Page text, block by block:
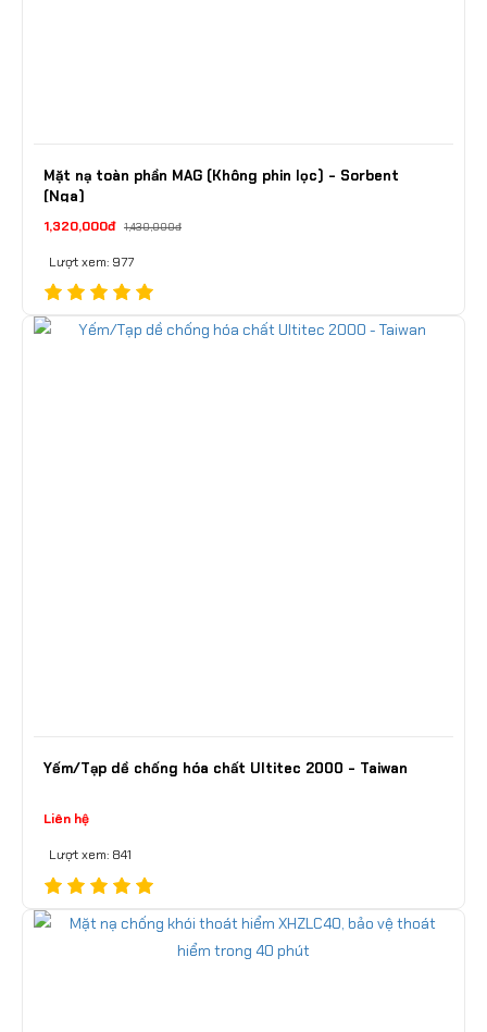
Mặt nạ toàn phần MAG (Không phin lọc) - Sorbent
(Nga)
1,320,000đ 1,430,000đ
Lượt xem: 977
Yếm/Tạp dề chống hóa chất Ultitec 2000 - Taiwan
Liên hệ
Lượt xem: 841